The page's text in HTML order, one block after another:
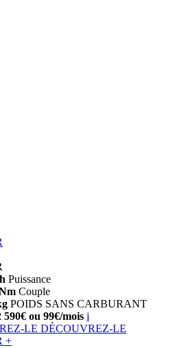
Puissance
Couple
POIDS SANS CARBURANT
ou 99€/mois i
LE DÉCOUVREZ-LE
+